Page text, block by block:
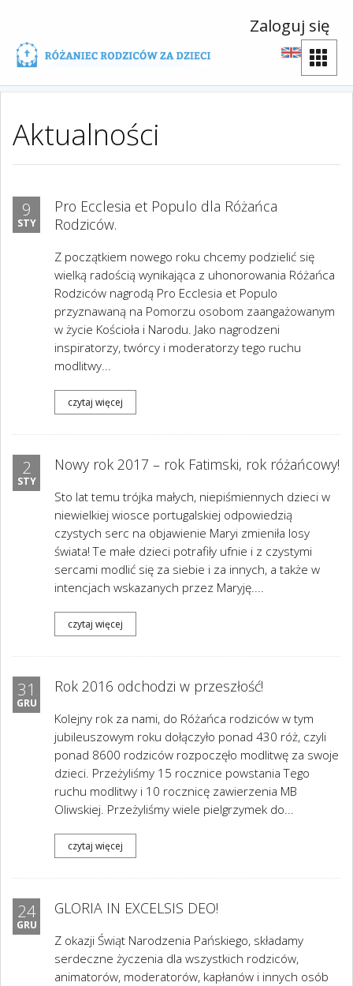
Zaloguj się
Aktualności
9
STY
Pro Ecclesia et Populo dla Różańca
Rodziców.
Z początkiem nowego roku chcemy podzielić się
wielką radością wynikająca z uhonorowania Różańca
Rodziców nagrodą Pro Ecclesia et Populo
przyznawaną na Pomorzu osobom zaangażowanym
w życie Kościoła i Narodu. Jako nagrodzeni
inspiratorzy, twórcy i moderatorzy tego ruchu
modlitwy...
czytaj więcej
2
STY
Nowy rok 2017 – rok Fatimski, rok różańcowy!
Sto lat temu trójka małych, niepiśmiennych dzieci w
niewielkiej wiosce portugalskiej odpowiedzią
czystych serc na objawienie Maryi zmieniła losy
świata! Te małe dzieci potrafiły ufnie i z czystymi
sercami modlić się za siebie i za innych, a także w
intencjach wskazanych przez Maryję....
czytaj więcej
31
GRU
Rok 2016 odchodzi w przeszłość!
Kolejny rok za nami, do Różańca rodziców w tym
jubileuszowym roku dołączyło ponad 430 róż, czyli
ponad 8600 rodziców rozpoczęło modlitwę za swoje
dzieci. Przeżyliśmy 15 rocznice powstania Tego
ruchu modlitwy i 10 rocznicę zawierzenia MB
Oliwskiej. Przeżyliśmy wiele pielgrzymek do...
czytaj więcej
24
GRU
GLORIA IN EXCELSIS DEO!
Z okazji Świąt Narodzenia Pańskiego, składamy
serdeczne życzenia dla wszystkich rodziców,
animatorów, moderatorów, kapłanów i innych osób